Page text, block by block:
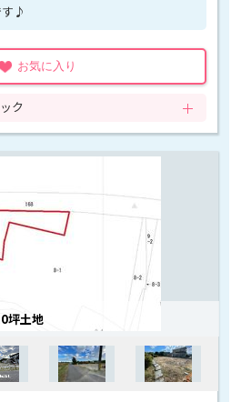
す♪
お気に入り
ク
坪土地